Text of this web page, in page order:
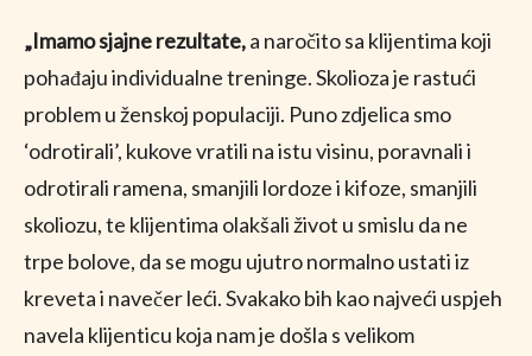
„Imamo sjajne rezultate,a naročito sa klijentima koji
pohađaju individualne treninge. Skolioza je rastući
problem u ženskoj populaciji. Puno zdjelica smo
‘odrotirali’, kukove vratili na istu visinu, poravnali i
odrotirali ramena, smanjili lordoze i kifoze, smanjili
skoliozu, te klijentima olakšali život u smislu da ne
trpe bolove, da se mogu ujutro normalno ustati iz
kreveta i navečer leći. Svakako bih kao najveći uspjeh
navela klijenticu koja nam je došla s velikom